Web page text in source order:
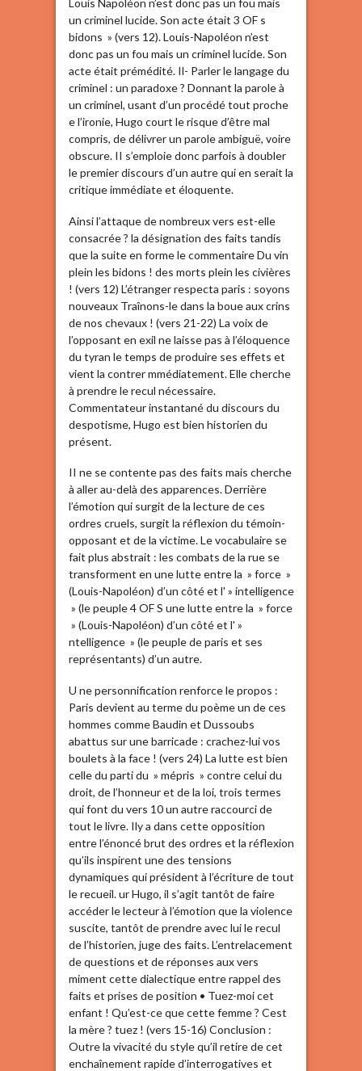
Louis Napoléon n’est donc pas un fou mais
un criminel lucide. Son acte était 3 OF s
bidons » (vers 12). Louis-Napoléon n’est
donc pas un fou mais un criminel lucide. Son
acte était prémédité. Il- Parler le langage du
criminel : un paradoxe ? Donnant la parole à
un criminel, usant d’un procédé tout proche
e l’ironie, Hugo court le risque d’être mal
compris, de délivrer un parole ambiguë, voire
obscure. II s’emploie donc parfois à doubler
le premier discours d’un autre qui en serait la
critique immédiate et éloquente.
Ainsi l’attaque de nombreux vers est-elle
consacrée ? la désignation des faits tandis
que la suite en forme le commentaire Du vin
plein les bidons ! des morts plein les civières
! (vers 12) L’étranger respecta paris : soyons
nouveaux Traînons-le dans la boue aux crins
de nos chevaux ! (vers 21-22) La voix de
l’opposant en exil ne laisse pas à l’éloquence
du tyran le temps de produire ses effets et
vient la contrer mmédiatement. Elle cherche
à prendre le recul nécessaire.
Commentateur instantané du discours du
despotisme, Hugo est bien historien du
présent.
II ne se contente pas des faits mais cherche
à aller au-delà des apparences. Derrière
l’émotion qui surgit de la lecture de ces
ordres cruels, surgit la réflexion du témoin-
opposant et de la victime. Le vocabulaire se
fait plus abstrait : les combats de la rue se
transforment en une lutte entre la » force »
(Louis-Napoléon) d’un côté et l' » intelligence
» (le peuple 4 OF S une lutte entre la » force
» (Louis-Napoléon) d’un côté et l' »
ntelligence » (le peuple de paris et ses
représentants) d’un autre.
U ne personnification renforce le propos :
Paris devient au terme du poème un de ces
hommes comme Baudin et Dussoubs
abattus sur une barricade : crachez-lui vos
boulets à la face ! (vers 24) La lutte est bien
celle du parti du » mépris » contre celui du
droit, de l’honneur et de la loi, trois termes
qui font du vers 10 un autre raccourci de
tout le livre. Ily a dans cette opposition
entre l’énoncé brut des ordres et la réflexion
qu’ils inspirent une des tensions
dynamiques qui président à l’écriture de tout
le recueil. ur Hugo, il s’agit tantôt de faire
accéder le lecteur à l’émotion que la violence
suscite, tantôt de prendre avec lui le recul
de l’historien, juge des faits. L’entrelacement
de questions et de réponses aux vers
miment cette dialectique entre rappel des
faits et prises de position • Tuez-moi cet
enfant ! Qu’est-ce que cette femme ? Cest
la mère ? tuez ! (vers 15-16) Conclusion :
Outre la vivacité du style qu’il retire de cet
enchaînement rapide d’interrogatives et